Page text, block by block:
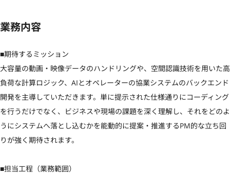
業務内容
■期待するミッション
大容量の動画・映像データのハンドリングや、空間認識技術を用いた高
負荷な計算ロジック、AIとオペレーターの協業システムのバックエンド
開発を主導していただきます。単に提示された仕様通りにコーディング
を行うだけでなく、ビジネスや現場の課題を深く理解し、それをどのよ
うにシステムへ落とし込むかを能動的に提案・推進するPM的な立ち回
りが強く期待されます。
■担当工程（業務範囲）